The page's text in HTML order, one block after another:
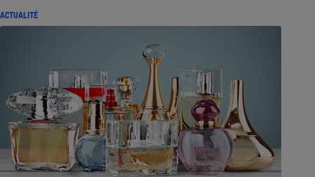
ACTUALITÉ